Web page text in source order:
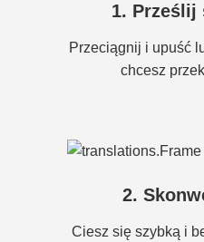
1. Prześlij
Przeciągnij i upuść
chcesz
2.
Ciesz się szybką i